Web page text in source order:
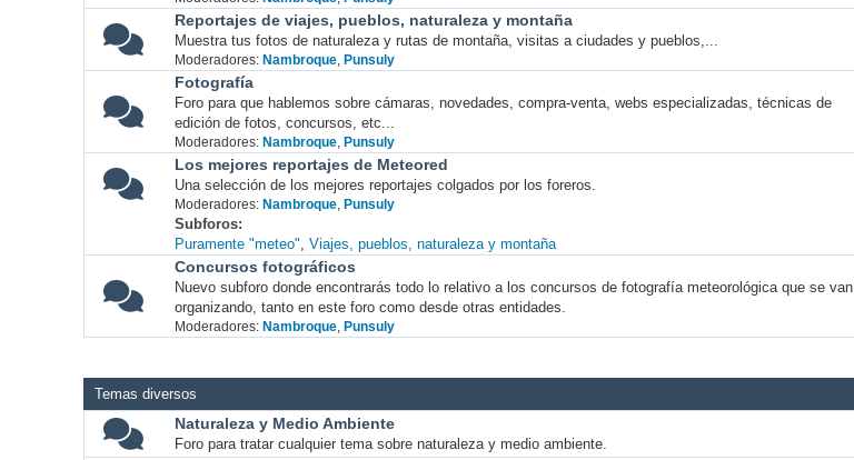
Reportajes de viajes, pueblos, naturaleza y montaña
Muestra tus fotos de naturaleza y rutas de montaña, visitas a ciudades y pueblos,...
Moderadores: Nambroque, Punsuly
Fotografía
Foro para que hablemos sobre cámaras, novedades, compra-venta, webs especializadas, técnicas de
edición de fotos, concursos, etc...
Moderadores: Nambroque, Punsuly
Los mejores reportajes de Meteored
Una selección de los mejores reportajes colgados por los foreros.
Moderadores: Nambroque, Punsuly
Subforos
Puramente "meteo" Viajes, pueblos, naturaleza y montaña
Concursos fotográficos
Nuevo subforo donde encontrarás todo lo relativo a los concursos de fotografía meteorológica que se van
organizando, tanto en este foro como desde otras entidades.
Moderadores: Nambroque, Punsuly
Temas diversos
Naturaleza y Medio Ambiente
Foro para tratar cualquier tema sobre naturaleza y medio ambiente.